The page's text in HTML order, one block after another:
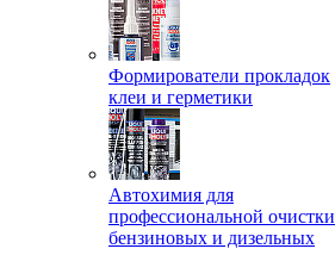
Формирователи прокладок
клеи и герметики
Автохимия для
профессиональной очистки
бензиновых и дизельных